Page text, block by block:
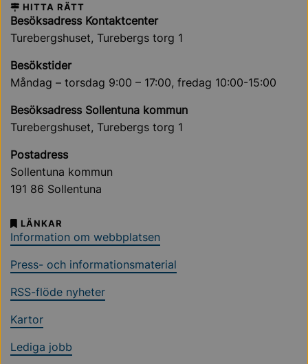
HITTA RÄTT
Besöksadress Kontaktcenter
Turebergshuset, Turebergs torg 1
Besökstider
Måndag – torsdag 9:00 – 17:00, fredag 10:00-15:00
Besöksadress Sollentuna kommun
Turebergshuset, Turebergs torg 1
Postadress
Sollentuna kommun
191 86 Sollentuna
LÄNKAR
Information om webbplatsen
Press- och informationsmaterial
RSS-flöde nyheter
Kartor
Lediga jobb